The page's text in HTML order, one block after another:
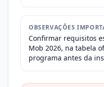
OBSERVAÇÕES
Confirmar requisitos
Mob 2026, na tabela
programa antes da